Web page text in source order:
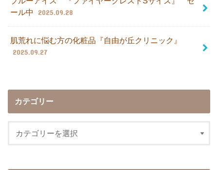
ール中
2025.09.28
肌荒れに悩む方の化粧品『自由が丘クリニック』
2025.09.27
カテゴリー